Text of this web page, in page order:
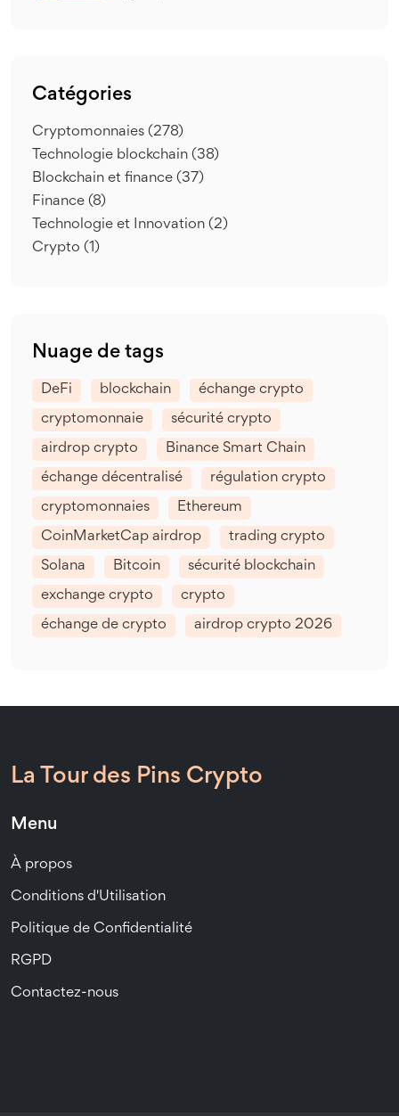
Catégories
Cryptomonnaies (278)
Technologie blockchain (38)
Blockchain et finance (37)
Finance (8)
Technologie et Innovation (2)
Crypto (1)
Nuage de tags
DeFi blockchain échange crypto
cryptomonnaie sécurité crypto
airdrop crypto Binance Smart Chain
échange décentralisé régulation crypto
cryptomonnaies Ethereum
CoinMarketCap airdrop trading crypto
Solana Bitcoin sécurité blockchain
exchange crypto crypto
échange de crypto airdrop crypto 2026
La Tour des Pins Crypto
Menu
À propos
Conditions d'Utilisation
Politique de Confidentialité
RGPD
Contactez-nous